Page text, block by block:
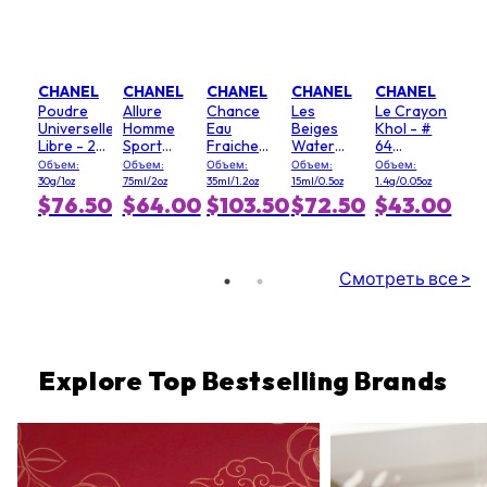
CHANEL
Poudre
Universelle
Libre - 20
(Clair)
Объем:
30g/1oz
$76.50
CHANEL
Allure
Homme
Sport
Deodorant
Stick
Объем:
75ml/2oz
$64.00
CHANEL
Chance
Eau
Fraiche
Hair Mist
Объем:
35ml/1.2oz
$103.50
CHANEL
Les
Beiges
Water
Fresh
Blush - #
Light Pink
Объем:
15ml/0.5oz
$72.50
CHANEL
Le Crayon
Khol - #
64
Graphite
Объем:
1.4g/0.05oz
$43.00
Смотреть все >
Explore Top Bestselling Brands